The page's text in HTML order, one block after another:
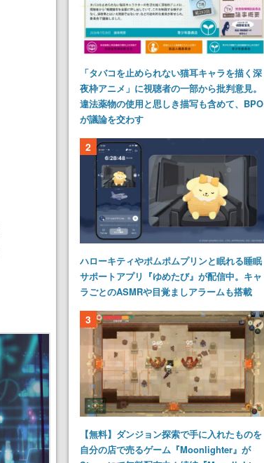
「タバコを止められない猫耳キャラを描く深
夜枠アニメ」に視聴者の一部から批判意見。
違法薬物の使用と思しき描写も含めて、BPO
が議論を交わす
2
ハローキティやポムポムプリンと眠れる睡眠
サポートアプリ『ゆめたび』が配信中。キャ
ラごとのASMRや目覚ましアラームも搭載
3
【無料】ダンジョン探索で手に入れたものを
自分の店で売るゲーム『Moonlighter』が